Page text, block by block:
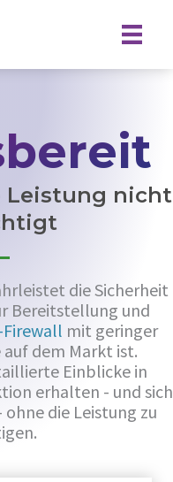
Leistung nicht
die Sicherheit
Bereitstellung und
mit geringer
dem Markt ist.
Einblicke in
erhalten - und sich
die Leistung zu